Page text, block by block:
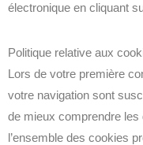
électronique en cliquant
Politique relative aux
Lors de votre première
votre navigation sont
de mieux comprendre
l’ensemble des cookies